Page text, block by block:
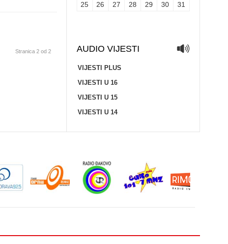
Stranica 2 od 2
25
26 27 28 29 30 31
AUDIO VIJESTI
VIJESTI PLUS
VIJESTI U 16
VIJESTI U 15
VIJESTI U 14